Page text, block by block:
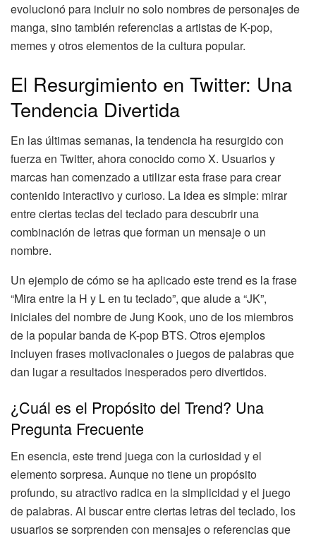
evolucionó para incluir no solo nombres de personajes de
manga, sino también referencias a artistas de K-pop,
memes y otros elementos de la cultura popular.
El Resurgimiento en Twitter: Una
Tendencia Divertida
En las últimas semanas, la tendencia ha resurgido con
fuerza en Twitter, ahora conocido como X. Usuarios y
marcas han comenzado a utilizar esta frase para crear
contenido interactivo y curioso. La idea es simple: mirar
entre ciertas teclas del teclado para descubrir una
combinación de letras que forman un mensaje o un
nombre.
Un ejemplo de cómo se ha aplicado este trend es la frase
“Mira entre la H y L en tu teclado”, que alude a “JK”,
iniciales del nombre de Jung Kook, uno de los miembros
de la popular banda de K-pop BTS. Otros ejemplos
incluyen frases motivacionales o juegos de palabras que
dan lugar a resultados inesperados pero divertidos.
¿Cuál es el Propósito del Trend? Una
Pregunta Frecuente
En esencia, este trend juega con la curiosidad y el
elemento sorpresa. Aunque no tiene un propósito
profundo, su atractivo radica en la simplicidad y el juego
de palabras. Al buscar entre ciertas letras del teclado, los
usuarios se sorprenden con mensajes o referencias que